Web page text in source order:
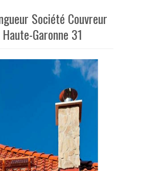
Société Couvreur
Garonne 31